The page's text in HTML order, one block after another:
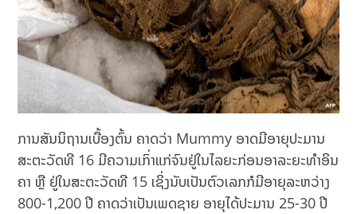
ການສັນນິຖານເບື້ອງຕົ້ນ ຄາດວ່າ Mummy ອາດມີອາຍຸປະມານ
ສະຕະວັດທີ 16 ມີຄວາມເກົ່າແກ່ຈົນຢູ່ໃນໄລຍະກ່ອນອາລະຍະທຳອິນ
ຄາ ຫຼື ຢູ່ໃນສະຕະວັດທີ 15 ເຊິ່ງນັບເປັນຕົວເລກກໍມີອາຍຸລະຫວ່າງ
800-1,200 ປີ ຄາດວ່າເປັນເພດຊາຍ ອາຍຸໄດ້ປະມານ 25-30 ປີ